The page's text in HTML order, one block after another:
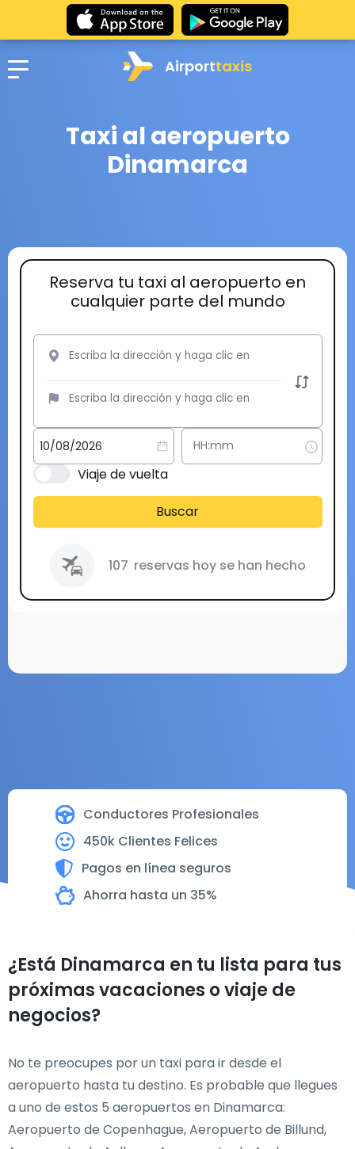
Airporttaxis
Taxi al aeropuerto
Dinamarca
Conductores Profesionales
450k Clientes Felices
Pagos en línea seguros
Ahorra hasta un 35%
Reserva tu taxi al aeropuerto en
cualquier parte del mundo
Viaje de vuelta
Buscar
107 reservas hoy se han hecho
¿Está Dinamarca en tu lista para tus
próximas vacaciones o viaje de
negocios?
No te preocupes por un taxi para ir desde el
aeropuerto hasta tu destino. Es probable que llegues
a uno de estos 5 aeropuertos en Dinamarca:
Aeropuerto de Copenhague, Aeropuerto de Billund,